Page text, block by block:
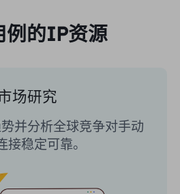
例的IP资源
场研究
并分析全球竞争对手动
接稳定可靠。